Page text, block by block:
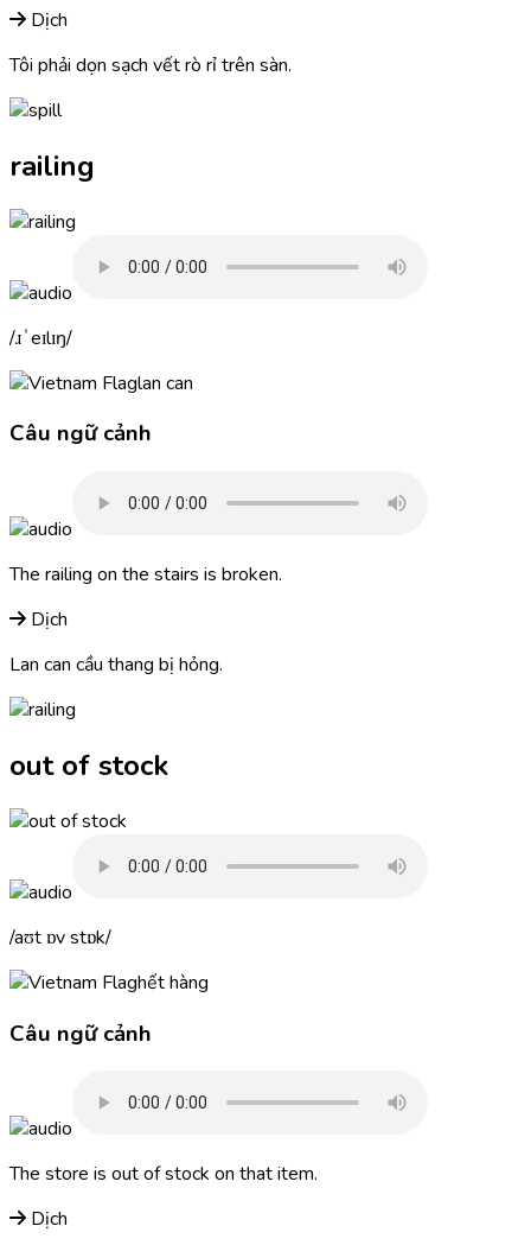
Dịch
Tôi phải dọn sạch vết rò rỉ trên sàn.
railing
ɹˈeɪlɪŋ
lan can
Câu ngữ cảnh
The railing on the stairs is broken.
Dịch
Lan can cầu thang bị hỏng.
out of stock
aʊt ɒv stɒk
hết hàng
Câu ngữ cảnh
The store is out of stock on that item.
Dịch